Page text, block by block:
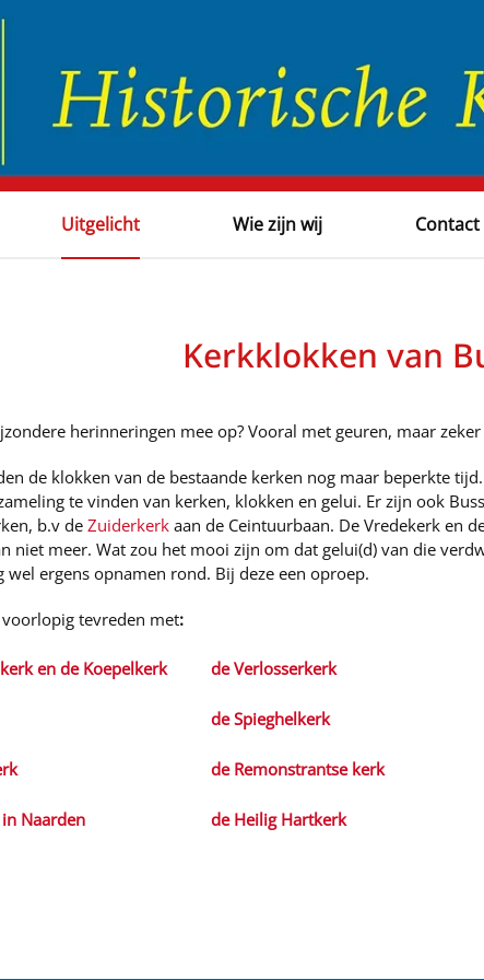
Uitgelicht Wie zijn wij Contact
Kerkklokken van
herinneringen mee op? Vooral met geuren, maar
de klokken van de bestaande kerken nog maar beperkte
te vinden van kerken, klokken en gelui. Er zijn ook
b.v deZuiderkerk aan de Ceintuurbaan. De Vredekerk en
niet meer. Wat zou het mooi zijn om dat gelui(d) van die
wel ergens opnamen rond. Bij deze een oproep.
tevreden met:
en de Koepelkerk de Verlosserkerk
de Spieghelkerk
de Remonstrantse kerk
Naarden de Heilig Hartkerk